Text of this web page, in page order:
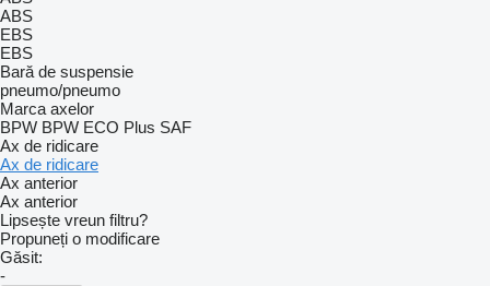
ABS
EBS
EBS
Bară de suspensie
pneumo/pneumo
Marca axelor
BPW BPW ECO Plus SAF
Ax de ridicare
Ax de ridicare
Ax anterior
Ax anterior
Lipsește vreun filtru?
Propuneți o modificare
Găsit:
-